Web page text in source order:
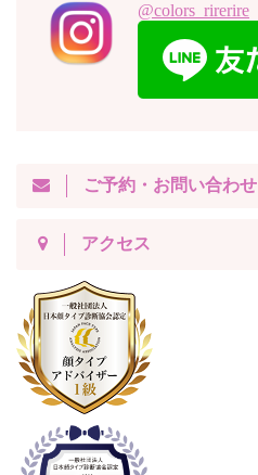
@colors_rirerire
ご予約・お問い合わせ
アクセス